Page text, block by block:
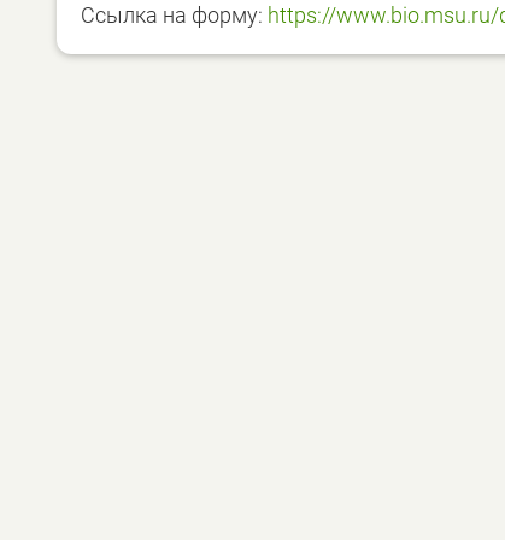
Ссылка на форму: https://www.bio.msu.ru/